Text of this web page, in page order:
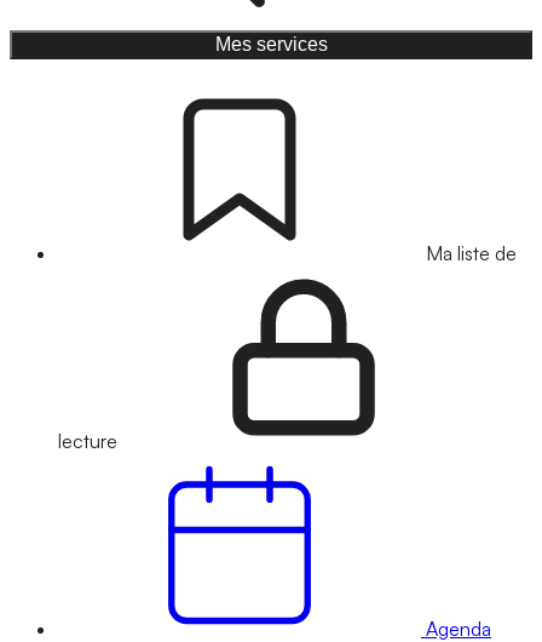
Mes services
Ma liste de
lecture
Agenda